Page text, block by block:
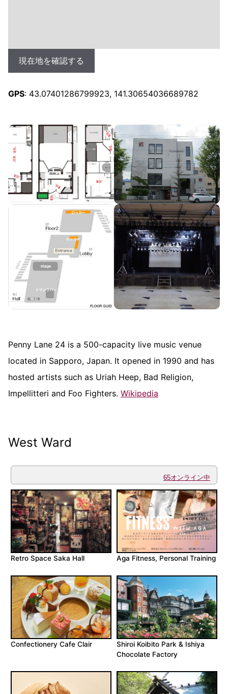
現在地を確認する
GPS: 43.07401286799923, 141.30654036689782
Penny Lane 24 is a 500-capacity live music venue
located in Sapporo, Japan. It opened in 1990 and has
hosted artists such as Uriah Heep, Bad Religion,
Impellitteri and Foo Fighters. Wikipedia
West Ward
65オンライン中
Retro Space Saka Hall Aga Fitness, Personal Training
Confectionery Cafe Clair
Shiroi Koibito Park & Ishiya
Chocolate Factory